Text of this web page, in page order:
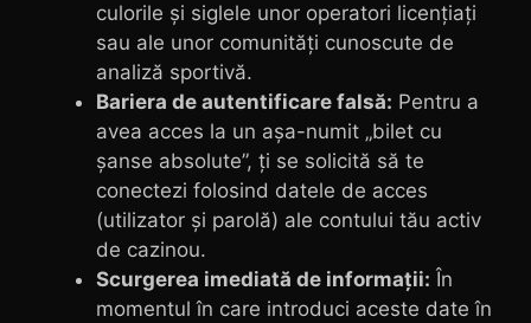
culorile și siglele unor operatori licențiați
sau ale unor comunități cunoscute de
analiză sportivă.
Bariera de autentificare falsă: Pentru a
avea acces la un așa-numit „bilet cu
șanse absolute”, ți se solicită să te
conectezi folosind datele de acces
(utilizator și parolă) ale contului tău activ
de cazinou.
Scurgerea imediată de informații: În
momentul în care introduci aceste date în